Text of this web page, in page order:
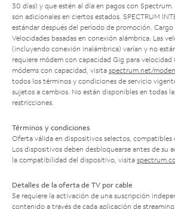
30 días) y que estén al día en pagos con
son adicionales en ciertos estados. SPECTRUM
estándar después del período de promoción.
Velocidades basadas en conexión alámbrica. Las
(incluyendo conexión inalámbrica) varían y no
requiere módem con capacidad Gig para velocidad
módems con capacidad, visita spectrum.net/
todos los términos y condiciones de servicio
sujetos a cambios. No están disponibles en todas
restricciones.
Términos y condiciones
Oferta válida en dispositivos selectos, compatibles
Los dispositivos deben desbloquearse antes de su
la compatibilidad del dispositivo, visita
Detalles de la oferta de TV por cable
Se requiere la activación de una suscripción
contenido a través de cada aplicación de